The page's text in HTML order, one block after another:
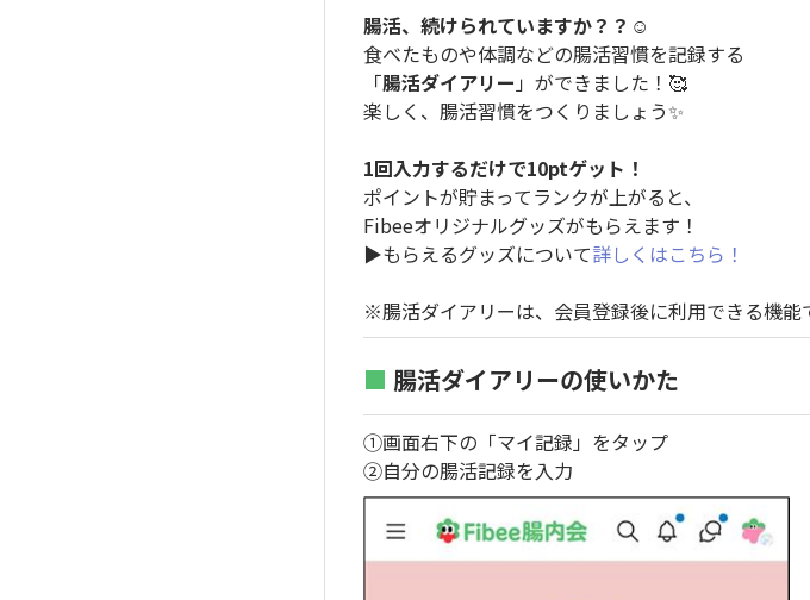
腸活、続けられていますか？？ ☺️
食べたものや体調などの腸活習慣を記録する
「腸活ダイアリー 」ができました！🥰
楽しく、腸活習慣をつくりましょう✨
1回入力するだけで10ptゲット！
ポイントが貯まってランクが上がると、
Fibeeオリジナルグッズがもらえます！
▶︎もらえるグッズについて詳しくはこちら！
※腸活ダイアリーは、会員登録後に利用できる機能
■ 腸活ダイアリーの使いかた
①画面右下の「マイ記録」をタップ
②自分の腸活記録を入力